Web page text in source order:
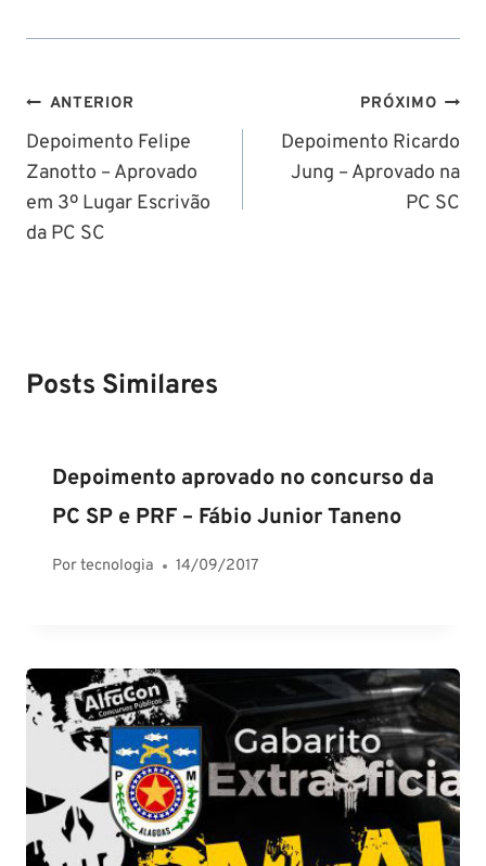
Navegação
de
Post
ANTERIOR
Depoimento Felipe
Zanotto – Aprovado
em 3º Lugar Escrivão
da PC SC
PRÓXIMO
Depoimento Ricardo
Jung – Aprovado na
PC SC
Posts Similares
Depoimento aprovado no concurso da
PC SP e PRF – Fábio Junior Taneno
Portecnologia 14/09/2017